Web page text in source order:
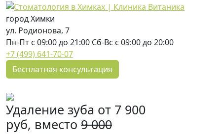
город Химки
ул. Родионова, 7
Пн-Пт с 09:00 до 21:00 Сб-Вс с 09:00 до 20:00
+7 (499) 641-70-07
Бесплатная консультация
Удаление зуба от 7 900
руб, вместо 9 000